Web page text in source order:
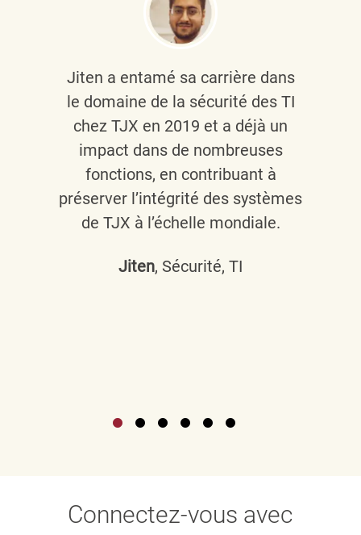
Jiten a entamé sa carrière dans
le domaine de la sécurité des TI
chez TJX en 2019 et a déjà un
impact dans de nombreuses
fonctions, en contribuant à
préserver l’intégrité des systèmes
de TJX à l’échelle mondiale.
Jiten, Sécurité, TI
Connectez-vous avec